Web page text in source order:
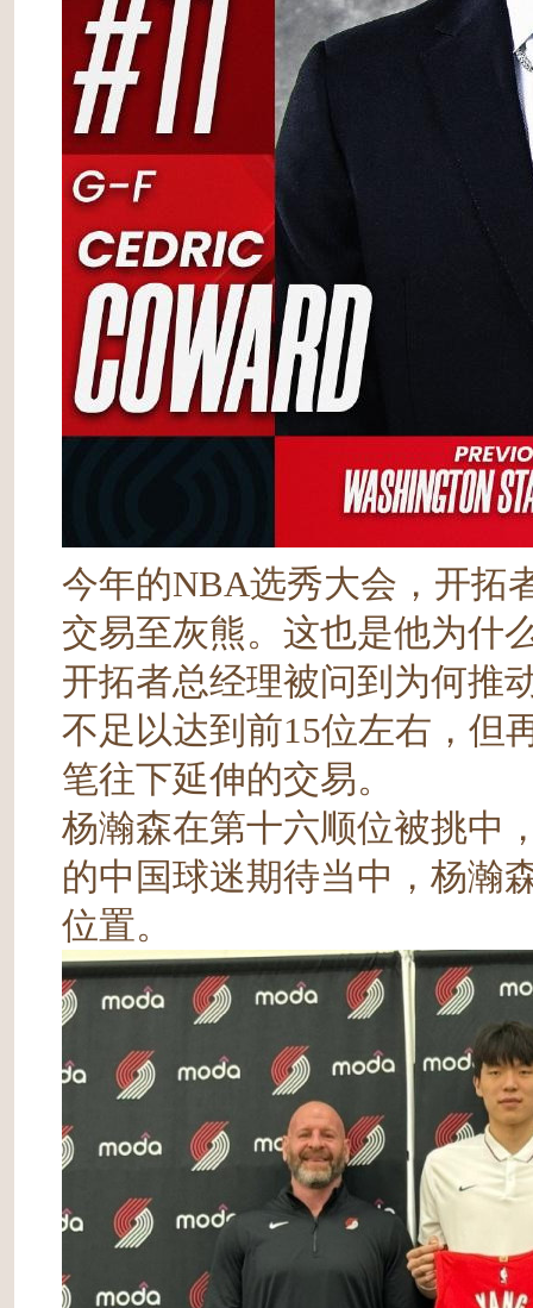
今年的NBA选秀大会，开拓
交易至灰熊。这也是他为什
开拓者总经理被问到为何推
不足以达到前15位左右，但
笔往下延伸的交易。
杨瀚森在第十六顺位被挑中
的中国球迷期待当中，杨瀚
位置。